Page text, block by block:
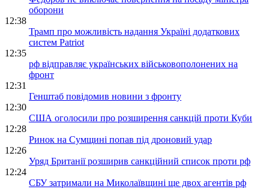
оборони
12:38
Трамп про можливість надання Україні додаткових
систем Patriot
12:35
рф відправляє українських військовополонених на
фронт
12:31
Генштаб повідомив новини з фронту
12:30
США оголосили про розширення санкцій проти Куби
12:28
Ринок на Сумщині попав під дроновий удар
12:26
Уряд Британії розширив санкційний список проти рф
12:24
СБУ затримали на Миколаївщині ще двох агентів рф